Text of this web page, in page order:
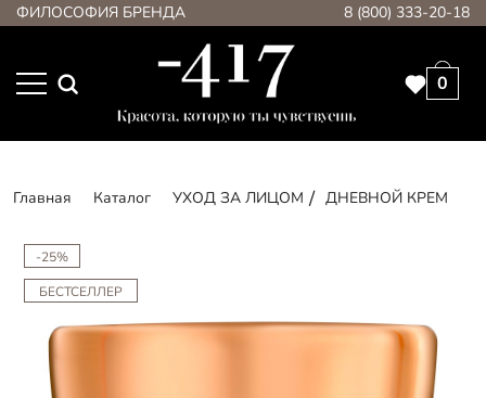
ФИЛОСОФИЯ БРЕНДА 8 (800) 333-20-18
0
Главная Каталог УХОД ЗА ЛИЦОМ ДНЕВНОЙ КРЕМ
-25%
БЕСТСЕЛЛЕР